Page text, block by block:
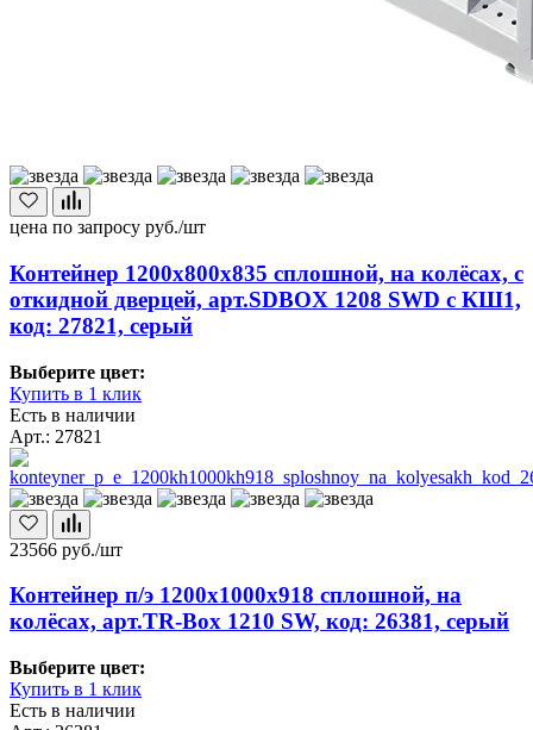
цена по запросу руб./шт
Контейнер 1200х800х835 сплошной, на колёсах, с
откидной дверцей, арт.SDBOX 1208 SWD с КШ1,
код: 27821, серый
Выберите цвет:
Купить в 1 клик
Есть в наличии
Арт.: 27821
23566 руб./шт
Контейнер п/э 1200х1000х918 сплошной, на
колёсах, арт.TR-Box 1210 SW, код: 26381, серый
Выберите цвет:
Купить в 1 клик
Есть в наличии